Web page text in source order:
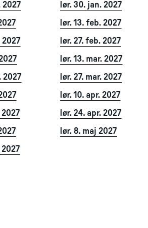
2027
lør. 30. jan. 2027
lør. 13. feb. 2027
2027
lør. 27. feb. 2027
lør. 13. mar. 2027
2027
lør. 27. mar. 2027
lør. 10. apr. 2027
2027
lør. 24. apr. 2027
lør. 8. maj 2027
2027